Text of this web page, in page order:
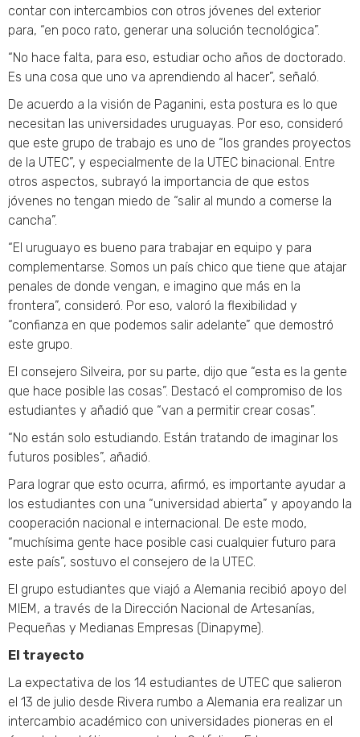
contar con intercambios con otros jóvenes del exterior
para, “en poco rato, generar una solución tecnológica”.
“No hace falta, para eso, estudiar ocho años de doctorado.
Es una cosa que uno va aprendiendo al hacer”, señaló.
De acuerdo a la visión de Paganini, esta postura es lo que
necesitan las universidades uruguayas. Por eso, consideró
que este grupo de trabajo es uno de “los grandes proyectos
de la UTEC”, y especialmente de la UTEC binacional. Entre
otros aspectos, subrayó la importancia de que estos
jóvenes no tengan miedo de “salir al mundo a comerse la
cancha”.
“El uruguayo es bueno para trabajar en equipo y para
complementarse. Somos un país chico que tiene que atajar
penales de donde vengan, e imagino que más en la
frontera”, consideró. Por eso, valoró la flexibilidad y
“confianza en que podemos salir adelante” que demostró
este grupo.
El consejero Silveira, por su parte, dijo que “esta es la gente
que hace posible las cosas”. Destacó el compromiso de los
estudiantes y añadió que “van a permitir crear cosas”.
“No están solo estudiando. Están tratando de imaginar los
futuros posibles”, añadió.
Para lograr que esto ocurra, afirmó, es importante ayudar a
los estudiantes con una “universidad abierta” y apoyando la
cooperación nacional e internacional. De este modo,
“muchísima gente hace posible casi cualquier futuro para
este país”, sostuvo el consejero de la UTEC.
El grupo estudiantes que viajó a Alemania recibió apoyo del
MIEM, a través de la Dirección Nacional de Artesanías,
Pequeñas y Medianas Empresas (Dinapyme).
El trayecto
La expectativa de los 14 estudiantes de UTEC que salieron
el 13 de julio desde Rivera rumbo a Alemania era realizar un
intercambio académico con universidades pioneras en el